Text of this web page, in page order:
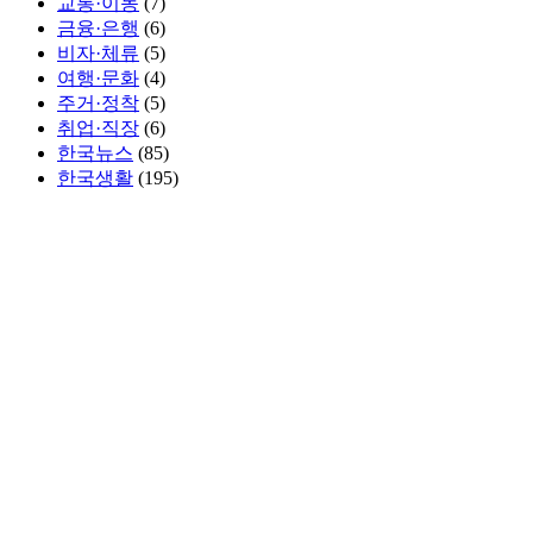
금융·은행 (6)
비자·체류 (5)
여행·문화 (4)
주거·정착 (5)
취업·직장 (6)
한국뉴스 (85)
한국생활 (195)